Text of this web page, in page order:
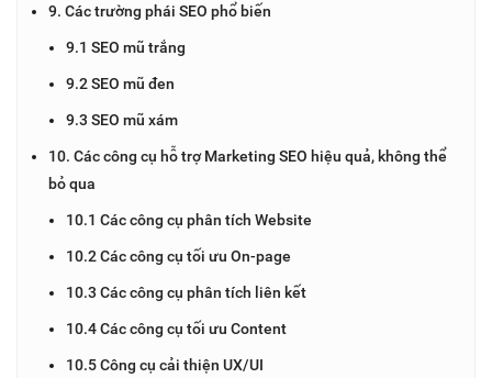
9. Các trường phái SEO phổ biến
9.1 SEO mũ trắng
9.2 SEO mũ đen
9.3 SEO mũ xám
10. Các công cụ hỗ trợ Marketing SEO hiệu quả, không thể
bỏ qua
10.1 Các công cụ phân tích Website
10.2 Các công cụ tối ưu On-page
10.3 Các công cụ phân tích liên kết
10.4 Các công cụ tối ưu Content
10.5 Công cụ cải thiện UX/UI